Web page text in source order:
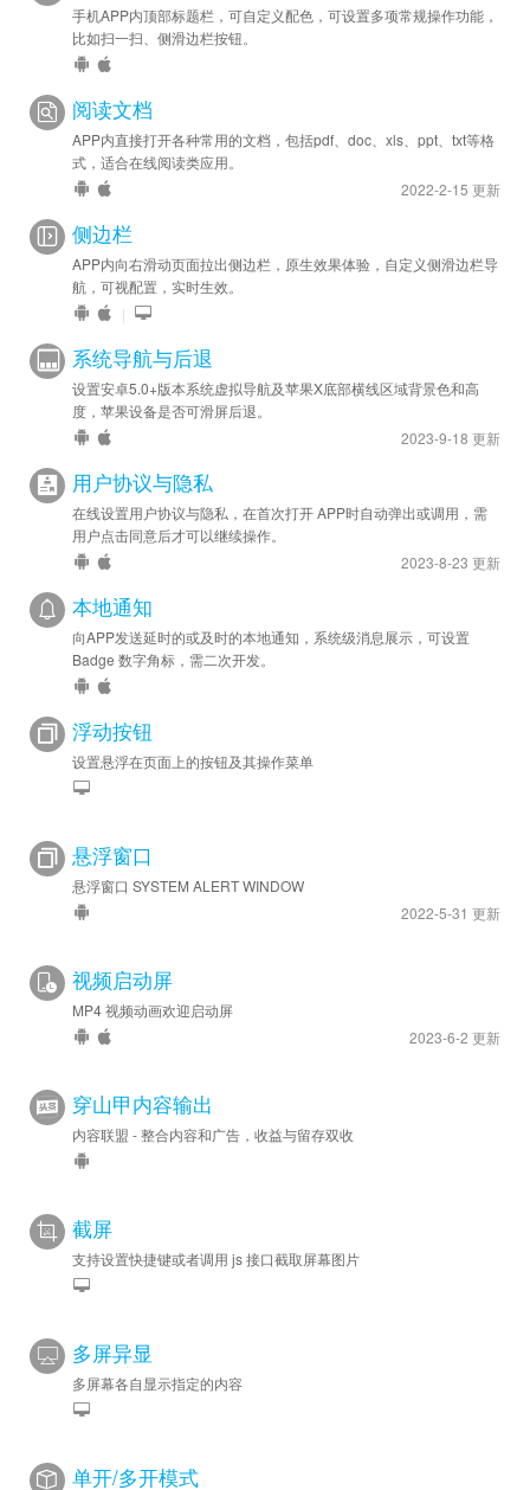
手机APP内顶部标题栏，可自定义配色，可设置多项常规操作功能，
比如扫一扫、侧滑边栏按钮。
阅读文档
APP内直接打开各种常用的文档，包括pdf、doc、xls、ppt、txt等格
式，适合在线阅读类应用。
2022-2-15 更新
侧边栏
APP内向右滑动页面拉出侧边栏，原生效果体验，自定义侧滑边栏导
航，可视配置，实时生效。
|
系统导航与后退
设置安卓5.0+版本系统虚拟导航及苹果X底部横线区域背景色和高
度，苹果设备是否可滑屏后退。
2023-9-18 更新
用户协议与隐私
在线设置用户协议与隐私，在首次打开 APP时自动弹出或调用，需
用户点击同意后才可以继续操作。
2023-8-23 更新
本地通知
向APP发送延时的或及时的本地通知，系统级消息展示，可设置
Badge 数字角标，需二次开发。
浮动按钮
设置悬浮在页面上的按钮及其操作菜单
悬浮窗口
悬浮窗口 SYSTEM ALERT WINDOW
2022-5-31 更新
视频启动屏
MP4 视频动画欢迎启动屏
2023-6-2 更新
穿山甲内容输出
内容联盟 - 整合内容和广告，收益与留存双收
截屏
支持设置快捷键或者调用 js 接口截取屏幕图片
多屏异显
多屏幕各自显示指定的内容
单开/多开模式